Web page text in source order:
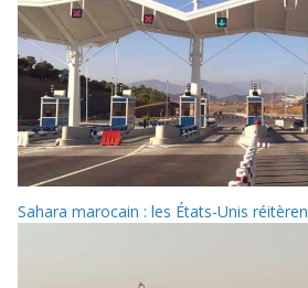
Sahara marocain : les États-Unis